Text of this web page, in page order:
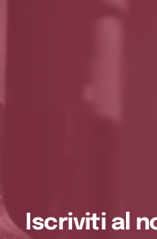
Iscriviti al